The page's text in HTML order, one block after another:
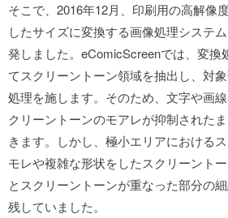
そこで、2016年12月、印刷用の高解像
したサイズに変換する画像処理システ
発しました。eComicScreenでは、変換
てスクリーントーン領域を抽出し、対
処理を施します。そのため、文字や画
クリーントーンのモアレが抑制された
きます。しかし、極小エリアにおける
モレや複雑な形状をしたスクリーント
とスクリーントーンが重なった部分の
残していました。